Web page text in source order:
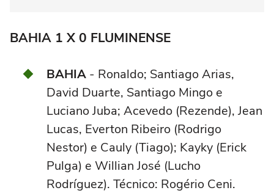
BAHIA 1 X 0 FLUMINENSE
BAHIA - Ronaldo; Santiago Arias,
David Duarte, Santiago Mingo e
Luciano Juba; Acevedo (Rezende), Jean
Lucas, Everton Ribeiro (Rodrigo
Nestor) e Cauly (Tiago); Kayky (Erick
Pulga) e Willian José (Lucho
Rodríguez). Técnico: Rogério Ceni.